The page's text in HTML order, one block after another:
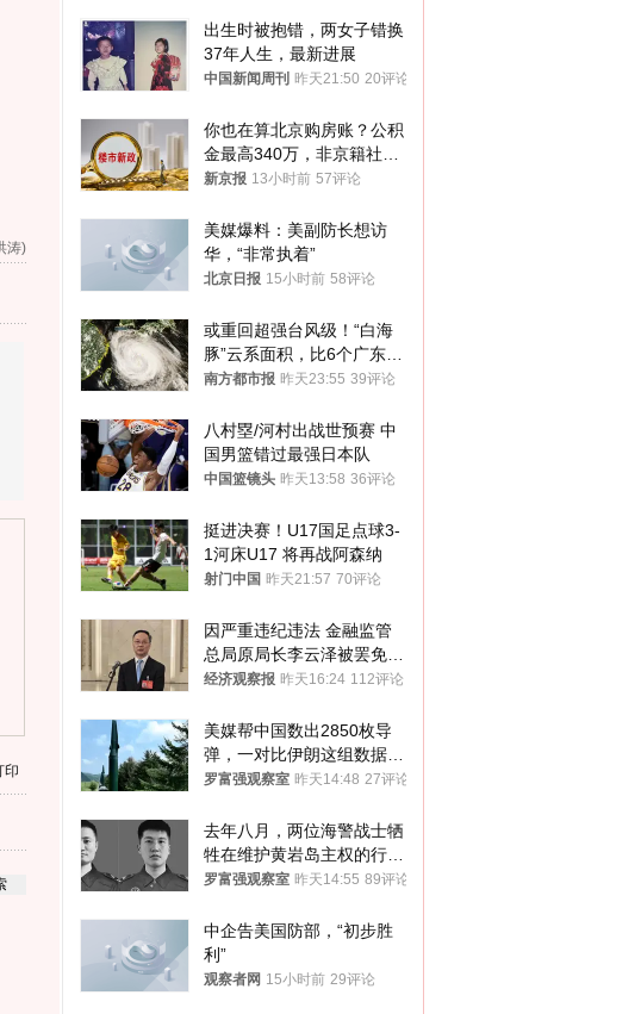
涛)
印
出生时被抱错，两女子错换
37年人生，最新进展
中国新闻周刊 昨天21:50 20评论
你也在算北京购房账？公积
金最高340万，非京籍社保
1年
新京报 13小时前 57评论
美媒爆料：美副防长想访
华，“非常执着”
北京日报 15小时前 58评论
或重回超强台风级！“白海
豚”云系面积，比6个广东还
大！深圳官方：注意这件事
南方都市报 昨天23:55 39评论
八村塁/河村出战世预赛 中
国男篮错过最强日本队
中国篮镜头 昨天13:58 36评论
挺进决赛！U17国足点球3-
1河床U17 将再战阿森纳
射门中国 昨天21:57 70评论
因严重违纪违法 金融监管
总局原局长李云泽被罢免全
国人大代表
经济观察报 昨天16:24 112评论
美媒帮中国数出2850枚导
弹，一对比伊朗这组数据，
发现出大事了
罗富强观察室 昨天14:48 27评论
去年八月，两位海警战士牺
牲在维护黄岩岛主权的行动
中
罗富强观察室 昨天14:55 89评论
中企告美国防部，“初步胜
利”
观察者网 15小时前 29评论